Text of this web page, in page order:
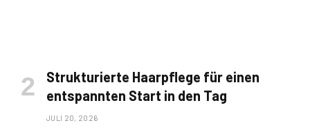
Strukturierte Haarpflege für einen
entspannten Start in den Tag
JULI 20, 2026